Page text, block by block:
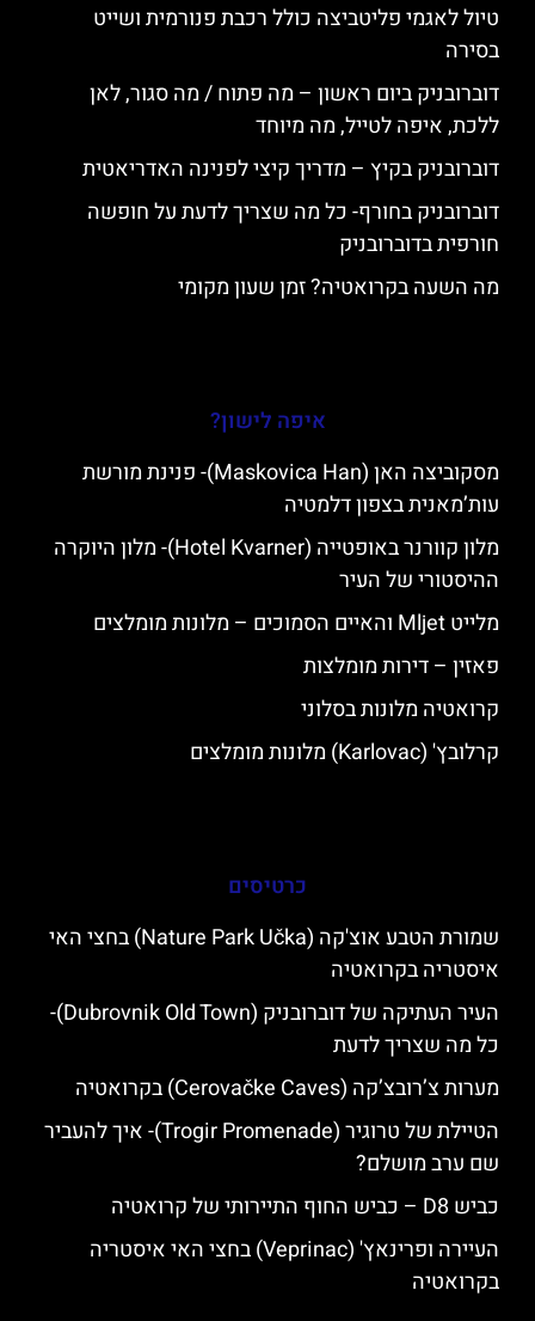
טיול לאגמי פליטביצה כולל רכבת פנורמית ושייט
בסירה
דוברובניק ביום ראשון – מה פתוח / מה סגור, לאן
ללכת, איפה לטייל, מה מיוחד
דוברובניק בקיץ – מדריך קיצי לפנינה האדריאטית
דוברובניק בחורף- כל מה שצריך לדעת על חופשה
חורפית בדוברובניק
מה השעה בקרואטיה? זמן שעון מקומי
איפה לישון?
מסקוביצה האן (Maskovica Han)- פנינת מורשת
עות’מאנית בצפון דלמטיה
מלון קוורנר באופטייה (Hotel Kvarner)- מלון היוקרה
ההיסטורי של העיר
מלייט Mljet והאיים הסמוכים – מלונות מומלצים
פאזין – דירות מומלצות
קרואטיה מלונות בסלוני
קרלובץ' (Karlovac) מלונות מומלצים
כרטיסים
שמורת הטבע אוצ'קה (Nature Park Učka) בחצי האי
איסטריה בקרואטיה
העיר העתיקה של דוברובניק (Dubrovnik Old Town)-
כל מה שצריך לדעת
מערות צ’רובצ’קה (Cerovačke Caves) בקרואטיה
הטיילת של טרוגיר (Trogir Promenade)- איך להעביר
שם ערב מושלם?
כביש D8 – כביש החוף התיירותי של קרואטיה
העיירה ופרינאץ' (Veprinac) בחצי האי איסטריה
בקרואטיה